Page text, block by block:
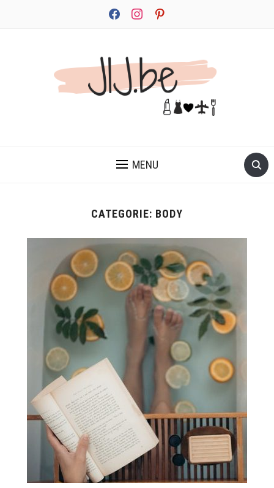
facebookinstagrampinterest
MENU
CATEGORIE: BODY